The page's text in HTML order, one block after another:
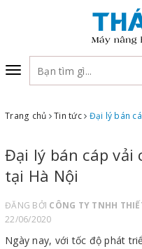
Toggle
navigation
Trang chủ Tin tức Đại lý bán
Đại lý bán cáp vải
tại Hà Nội
ĐĂNG BỞI CÔNG TY TNHH
22/06/2020
Ngày nay, với tốc độ phát